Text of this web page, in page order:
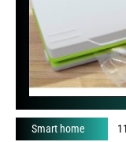
Smart home